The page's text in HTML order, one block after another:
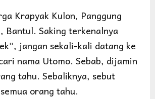
Krapyak Kulon, Panggung
Bantul. Saking terkenalnya
jangan sekali-kali datang ke
nama Utomo. Sebab, dijamin
tahu. Sebaliknya, sebut
orang tahu.